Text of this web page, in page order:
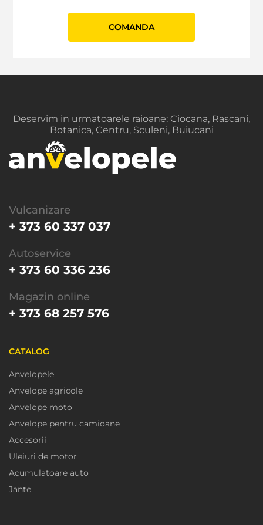
СOMANDA
Deservim in urmatoarele raioane: Ciocana, Rascani,
Botanica, Centru, Sculeni, Buiucani
Vulcanizare
+ 373 60 337 037
Autoservice
+ 373 60 336 236
Magazin online
+ 373 68 257 576
CATALOG
Anvelopele
Anvelope agricole
Anvelope moto
Anvelope pentru camioane
Accesorii
Uleiuri de motor
Acumulatoare auto
Jante